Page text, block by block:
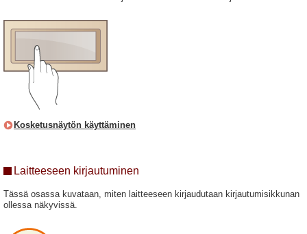
Kosketusnäytön käyttäminen
Laitteeseen kirjautuminen
Tässä osassa kuvataan, miten laitteeseen kirjaudutaan kirjautumisikkunan
ollessa näkyvissä.